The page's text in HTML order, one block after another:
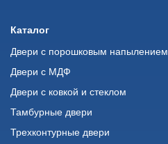
Каталог
Двери с порошковым напылением
Двери с МДФ
Двери с ковкой и стеклом
Тамбурные двери
Трехконтурные двери